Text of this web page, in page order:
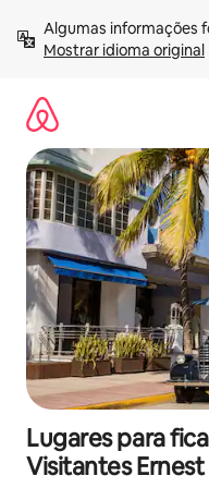
para
Mostrar idioma original
Lugares para
Visitantes Ernest